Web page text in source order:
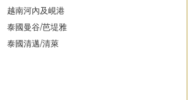
越南河內及峴港
泰國曼谷/芭堤雅
泰國清邁/清萊